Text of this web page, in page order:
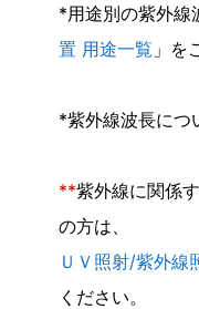
*用途別の紫外線
置 用途一覧 」を
*紫外線波長につ
**紫外線に関係
の方は、
ＵＶ照射/紫外線
ください。